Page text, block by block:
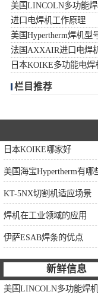
美国LINCOLN多功能
进口电焊机工作原理
美国Hypertherm焊机型
法国AXXAIR进口电焊
日本KOIKE多功能电焊
栏目推荐
日本KOIKE哪家好
美国海宝Hypertherm有哪
KT-5NX切割机适应场景
焊机在工业领域的应用
伊萨ESAB焊条的优点
新鲜信息
美国LINCOLN多功能焊
减压阀
伊萨ESAB焊条
面罩